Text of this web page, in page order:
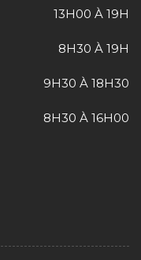
13H00 À 19H
8H30 À 19H
9H30 À 18H30
8H30 À 16H00